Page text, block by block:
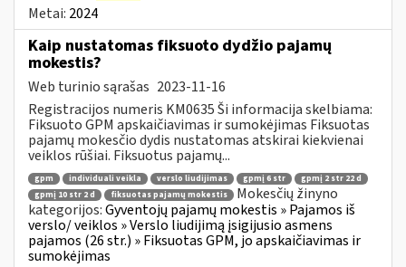
Metai: 2024
Kaip nustatomas fiksuoto dydžio pajamų
mokestis?
Web turinio sąrašas 2023-11-16
Registracijos numeris KM0635 Ši informacija skelbiama:
Fiksuoto GPM apskaičiavimas ir sumokėjimas Fiksuotas
pajamų mokesčio dydis nustatomas atskirai kiekvienai
veiklos rūšiai. Fiksuotus pajamų...
gpm individuali veikla verslo liudijimas gpmį 6 str
gpmį 2 str 22 d
gpmį 10 str 2 d
fiksuotas pajamų mokestis
Mokesčių žinyno
kategorijos:Gyventojų pajamų mokestis » Pajamos iš
verslo/ veiklos » Verslo liudijimą įsigijusio asmens
pajamos (26 str.) » Fiksuotas GPM, jo apskaičiavimas ir
sumokėjimas